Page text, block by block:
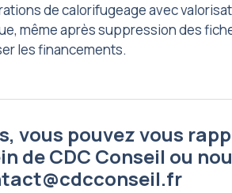
de calorifugeage avec
même après suppression des
les financements.
vous pouvez vous
de CDC Conseil ou